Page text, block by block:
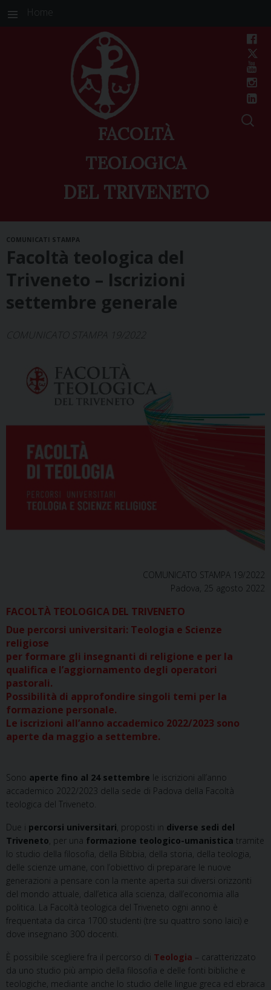
Home
FACOLTÀ
TEOLOGICA
DEL TRIVENETO
to
content
COMUNICATI STAMPA
Facoltà teologica del
Triveneto – Iscrizioni
settembre generale
COMUNICATO STAMPA 19/2022
COMUNICATO STAMPA 19/2022
Padova, 25 agosto 2022
FACOLTÀ TEOLOGICA DEL TRIVENETO
Due percorsi universitari: Teologia e Scienze
religiose
per formare gli insegnanti di religione e per la
qualifica e l’aggiornamento degli operatori
pastorali.
Possibilità di approfondire singoli temi per la
formazione personale.
Le iscrizioni all’anno accademico 2022/2023 sono
aperte da maggio a settembre.
Sono aperte fino al 24 settembre le iscrizioni all’anno
accademico 2022/2023 della sede di Padova della Facoltà
teologica del Triveneto.
Due i percorsi universitari, proposti in diverse sedi del
Triveneto, per una formazione teologico-umanistica tramite
lo studio della filosofia, della Bibbia, della storia, della teologia,
delle scienze umane, con l’obiettivo di preparare le nuove
generazioni a pensare con la mente aperta sui diversi orizzonti
del mondo attuale, dall’etica alla scienza, dall’economia alla
politica. La Facoltà teologica del Triveneto ogni anno è
frequentata da circa 1700 studenti (tre su quattro sono laici) e
dove insegnano 300 docenti.
È possibile scegliere fra il percorso di Teologia – caratterizzato
da uno studio più ampio della filosofia e delle fonti bibliche e
teologiche, mediante anche lo studio delle lingue greca ed ebraica